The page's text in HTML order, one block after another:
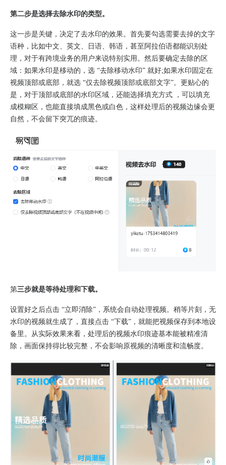
第二步是选择去除水印的类型。
这一步是关键，决定了去水印的效果。首先要勾选需要去掉的文字
语种，比如中文、英文、日语、韩语，甚至阿拉伯语都能识别处
理，对于有跨境业务的用户来说特别实用。然后要确定去除的区
域：如果水印是移动的，选 “去除移动水印” 就好;如果水印固定在
视频顶部或底部，就选 “仅去除视频顶部或底部文字”。更贴心的
是，对于顶部或底部的水印区域，还能选择填充方式 ，可以填充
成模糊区，也能直接填成黑色或白色，这样处理后的视频边缘会更
自然，不会留下突兀的痕迹。
第三步就是等待处理和下载。
设置好之后点击 “立即消除”，系统会自动处理视频。稍等片刻，无
水印的视频就生成了，直接点击 “下载”，就能把视频保存到本地设
备里。从实际效果来看，处理后的视频水印痕迹基本能被精准清
除，画面保持得比较完整，不会影响原视频的清晰度和流畅度。